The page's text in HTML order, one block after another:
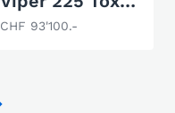
CHF 93'100.-